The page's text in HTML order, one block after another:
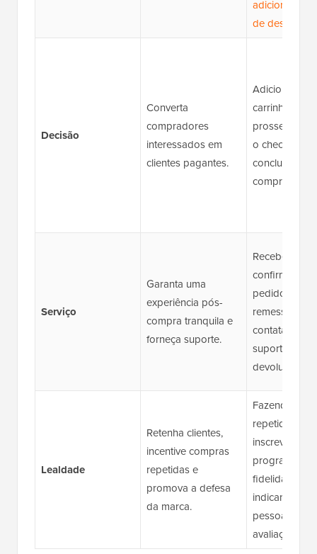
adicionando
de desejos
Decisão
Converta
compradores
interessados em
clientes pagantes.
Adicionando
carrinho,
o checkout,
concluindo a
compra.
Serviço
Garanta uma
experiência pós-
compra tranquila e
forneça suporte.
Recebendo
pedido,
remessas,
contatando o
suporte,
devoluções/
Lealdade
Retenha clientes,
incentive compras
repetidas e
promova a defesa
da marca.
Fazendo
repetidas,
inscrevendo-
programas
fidelidade,
indicando
pessoas,
avaliações.